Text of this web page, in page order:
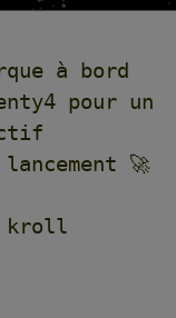
à bord
pour un
🚀
kroll